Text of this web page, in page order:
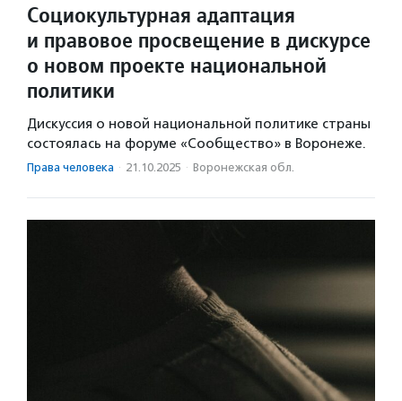
Социокультурная адаптация
и правовое просвещение в дискурсе
о новом проекте национальной
политики
Дискуссия о новой национальной политике страны
состоялась на форуме «Сообщество» в Воронеже.
Права человека · 21.10.2025 · Воронежская обл.